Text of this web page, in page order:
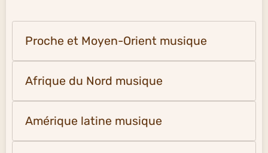
Proche et Moyen-Orient musique
Afrique du Nord musique
Amérique latine musique